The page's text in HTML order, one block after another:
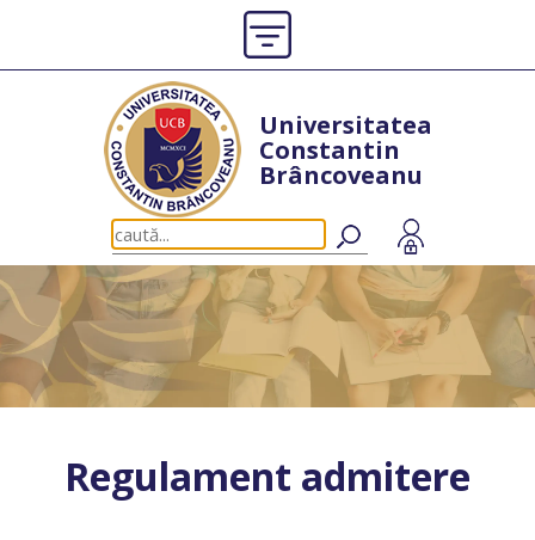
Universitatea
Constantin
Brâncoveanu
Regulament admitere